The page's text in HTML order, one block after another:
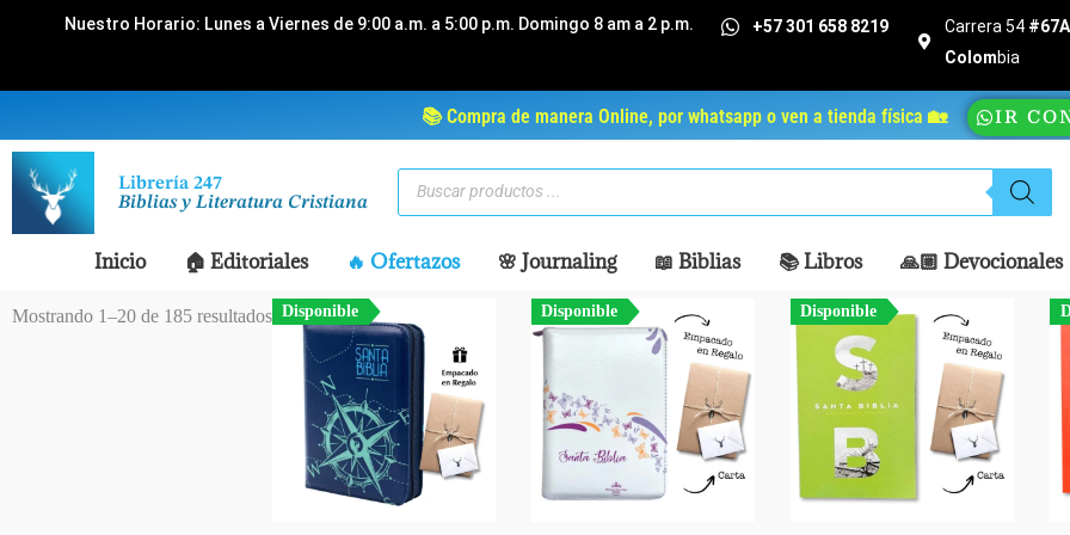
Nuestro Horario: Lunes a Viernes de 9:00 a.m. a 5:00 p.m. Domingo 8 am a 2 p.m. +57 301 658 8219 Carrera 54
Colombia
📚 Compra de manera Online, por whatsapp o ven a tienda física 🏡 IR
Librería 247
Biblias y Literatura Cristiana
Búsqueda
productos
Inicio 🏠 Editoriales 🔥 Ofertazos 🌸 Journaling 📖 Biblias 📚 Libros 🙏🏼 Devocionales
Mostrando 1–20 de 185 resultados Disponible Disponible Disponible